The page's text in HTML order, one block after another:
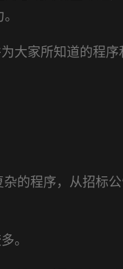
大家所知道的程
的程序，从招标
。